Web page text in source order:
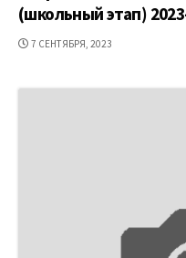
(школьный этап)
ДАТА
7 СЕНТЯБРЯ, 2023